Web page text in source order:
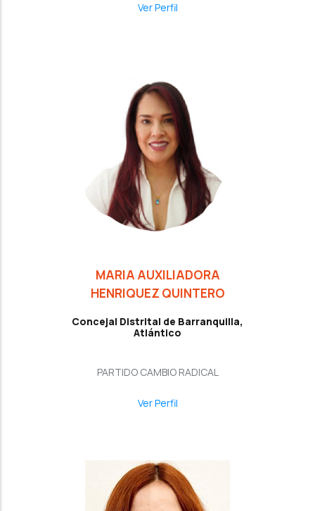
Ver Perfil
MARIA AUXILIADORA
HENRIQUEZ QUINTERO
Concejal Distrital de Barranquilla,
Atlántico
PARTIDO CAMBIO RADICAL
Ver Perfil